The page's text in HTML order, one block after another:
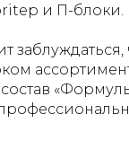
и П-блоки.